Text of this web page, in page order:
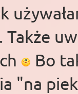
Także
Bo
"na